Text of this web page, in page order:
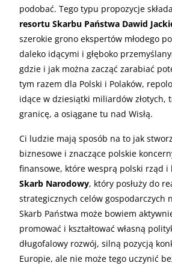
podobać. Tego typu propozycje
resortu Skarbu Państwa Dawid
szerokie grono ekspertów młodego
daleko idącymi i głęboko
gdzie i jak można zacząć zarabiać
tym razem dla Polski i Polaków,
idące w dziesiątki miliardów złotych,
granicę, a osiągane tu nad Wisłą.
Ci ludzie mają sposób na to jak
biznesowe i znaczące polskie
finansowe, które wesprą polski rząd i
Skarb Narodowy, który posłuży do
strategicznych celów gospodarczych
Skarb Państwa może bowiem
promować i kształtować własną
długofalowy rozwój, silną pozycją
Europie, ale nie może tego uczynić